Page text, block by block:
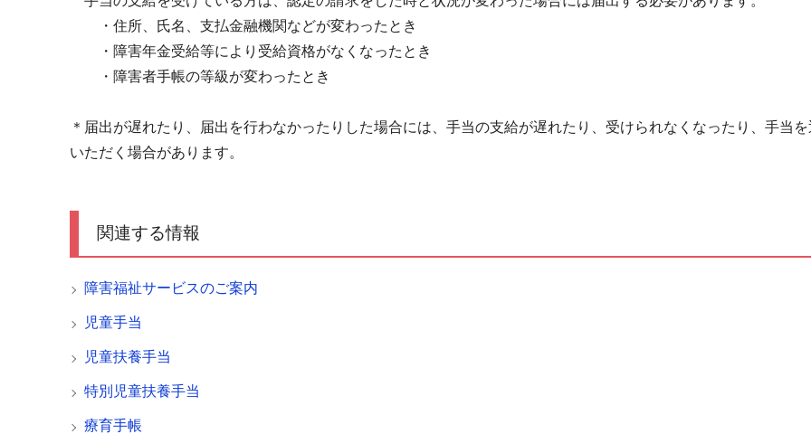
・住所、氏名、支払金融機関などが変わったとき
・障害年金受給等により受給資格がなくなったとき
・障害者手帳の等級が変わったとき
＊届出が遅れたり、届出を行わなかったりした場合には、手当の支給が遅れたり、受けられなくなったり、手当を
いただく場合があります。
関連する情報
障害福祉サービスのご案内
児童手当
児童扶養手当
特別児童扶養手当
療育手帳